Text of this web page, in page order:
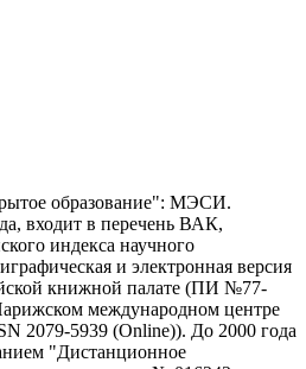
образование": МЭСИ.
входит в перечень ВАК,
индекса научного
и электронная версия
книжной палате (ПИ №77-
международном центре
2079-5939 (Online)). До 2000 года
"Дистанционное